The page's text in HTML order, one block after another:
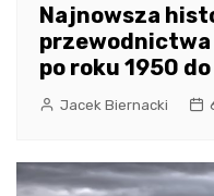
Najnowsza
po roku 1950
Jacek Biernacki